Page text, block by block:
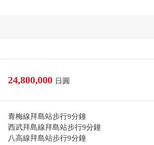
24,800,000 日圓
青梅線拜島站步行9分鐘
西武拜島線拜島站步行9分鐘
八高線拜島站步行9分鐘